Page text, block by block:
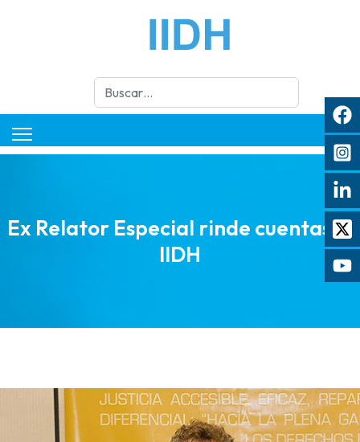
Buscar
Ex Relator Especial rinde cuentas al
IIDH